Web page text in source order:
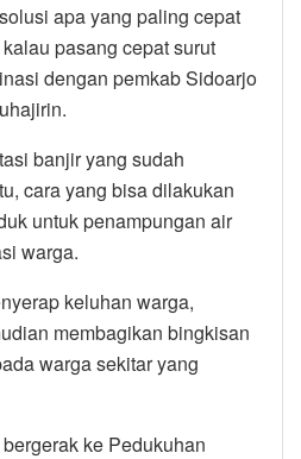
apa yang paling cepat
pasang cepat surut
dengan pemkab Sidoarjo
banjir yang sudah
cara yang bisa dilakukan
untuk penampungan air
warga.
keluhan warga,
membagikan bingkisan
warga sekitar yang
ke Pedukuhan